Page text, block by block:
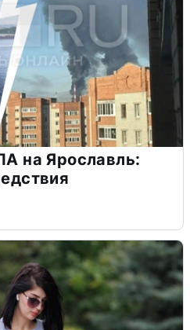
на Ярославль: